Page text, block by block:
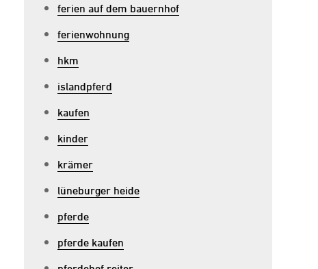
ferien auf dem bauernhof
ferienwohnung
hkm
islandpferd
kaufen
kinder
krämer
lüneburger heide
pferde
pferde kaufen